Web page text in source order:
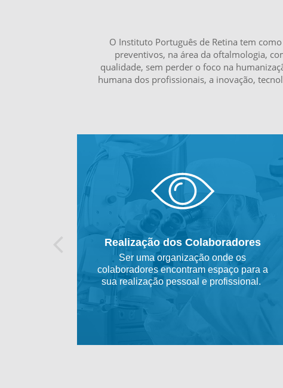
O Instituto Português de Retina tem
preventivos, na área da oftalmologia,
qualidade, sem perder o foco na
humana dos profissionais, a inovação,
Realização dos Colaboradores
Ser uma organização onde os
colaboradores encontram espaço para a
sua realização pessoal e profissional.